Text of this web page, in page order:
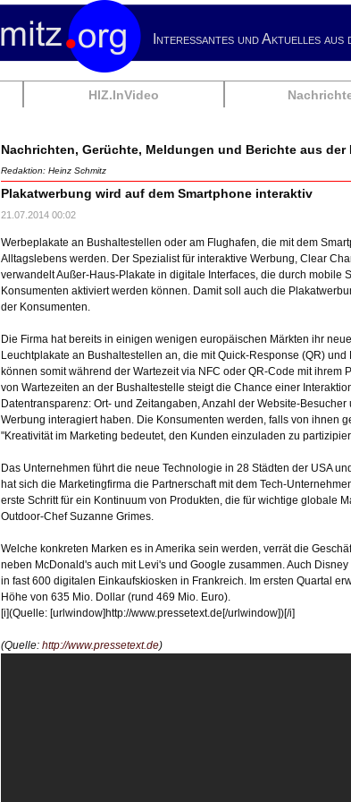
Interessantes und Aktuelles aus
HIZ.InVideo
Nachrichten, Gerüchte, Meldungen und Berichte aus der
Redaktion: Heinz Schmitz
Plakatwerbung wird auf dem Smartphone interaktiv
21.07.2014 00:02
Werbeplakate an Bushaltestellen oder am Flughafen, die mit dem
Alltagslebens werden. Der Spezialist für interaktive Werbung, Clear
verwandelt Außer-Haus-Plakate in digitale Interfaces, die durch mobile
Konsumenten aktiviert werden können. Damit soll auch die
der Konsumenten.
Die Firma hat bereits in einigen wenigen europäischen Märkten ihr
Leuchtplakate an Bushaltestellen an, die mit Quick-Response (QR)
können somit während der Wartezeit via NFC oder QR-Code mit ihrem
von Wartezeiten an der Bushaltestelle steigt die Chance einer
Datentransparenz: Ort- und Zeitangaben, Anzahl der Website-
Werbung interagiert haben. Die Konsumenten werden, falls von ihnen
"Kreativität im Marketing bedeutet, den Kunden einzuladen zu
Das Unternehmen führt die neue Technologie in 28 Städten der USA
hat sich die Marketingfirma die Partnerschaft mit dem Tech-
erste Schritt für ein Kontinuum von Produkten, die für wichtige globale
Outdoor-Chef Suzanne Grimes.
Welche konkreten Marken es in Amerika sein werden, verrät die
neben McDonald's auch mit Levi's und Google zusammen. Auch
in fast 600 digitalen Einkaufskiosken in Frankreich. Im ersten Quartal
Höhe von 635 Mio. Dollar (rund 469 Mio. Euro).
[i](Quelle: [urlwindow]http://www.pressetext.de[/urlwindow])[/i]
(Quelle: http://www.pressetext.de)